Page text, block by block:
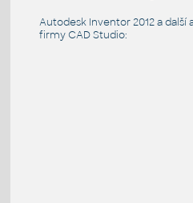
Autodesk Inventor 2012 a
firmy CAD Studio: